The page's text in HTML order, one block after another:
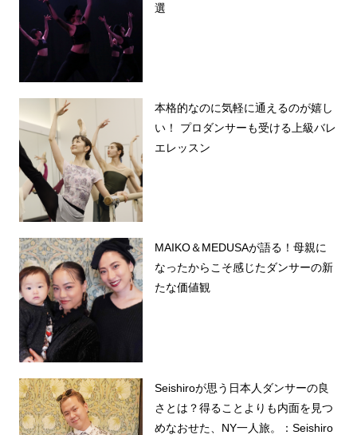
選
本格的なのに気軽に通えるのが嬉し
い！ プロダンサーも受ける上級バレ
エレッスン
MAIKO＆MEDUSAが語る！母親に
なったからこそ感じたダンサーの新
たな価値観
Seishiroが思う日本人ダンサーの良
さとは？得ることよりも内面を見つ
めなおせた、NY一人旅。：Seishiro